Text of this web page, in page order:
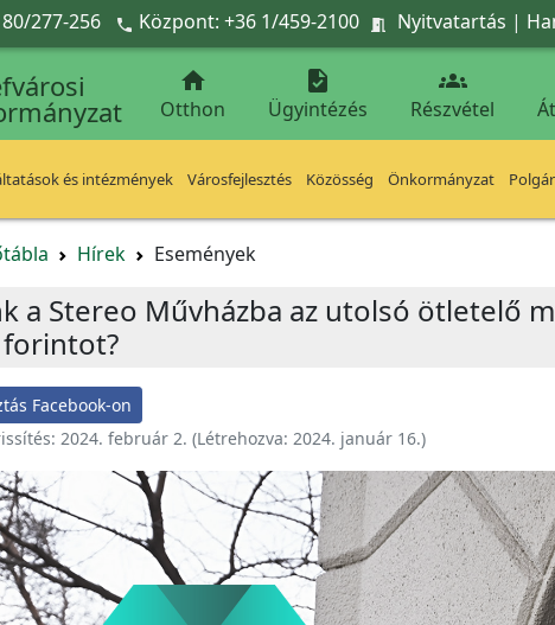
277-256  Központ: +36 1/459-2100  Nyitvatartás |

Otthon

Ügyintézés

Részvétel
és intézmények Városfejlesztés Közösség Önkormányzat
Hírek Események
a Stereo Művházba az utolsó ötletelő
Facebook-on
2024. február 2. (Létrehozva: 2024. január 16.)